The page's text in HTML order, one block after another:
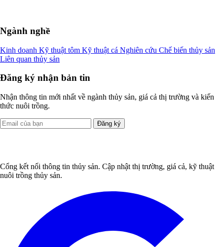
Ngành nghề
Kinh doanh Kỹ thuật tôm Kỹ thuật cá Nghiên cứu Chế biến thủy sản
Liên quan thủy sản
Đăng ký nhận bản tin
Nhận thông tin mới nhất về ngành thủy sản, giá cả thị trường và kiến
thức nuôi trồng.
Đăng ký
Cổng kết nối thông tin thủy sản. Cập nhật thị trường, giá cả, kỹ thuật
nuôi trồng thủy sản.